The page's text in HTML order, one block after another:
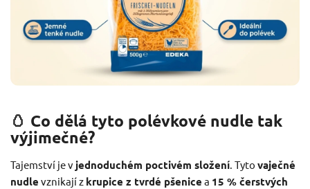
🥚 Co dělá tyto polévkové nudle tak
výjimečné?
Tajemství je vjednoduchém poctivém složení . Tyto vaječné
nudle vznikají z krupice z tvrdé pšenice a 15 % čerstvých